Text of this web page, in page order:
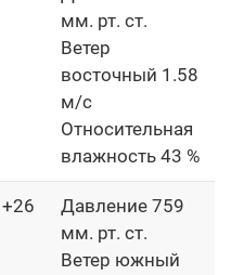
мм. рт. ст.
Ветер
восточный 1.58
м/с
Относительная
влажность 43 %
+26
Давление 759
мм. рт. ст.
Ветер южный